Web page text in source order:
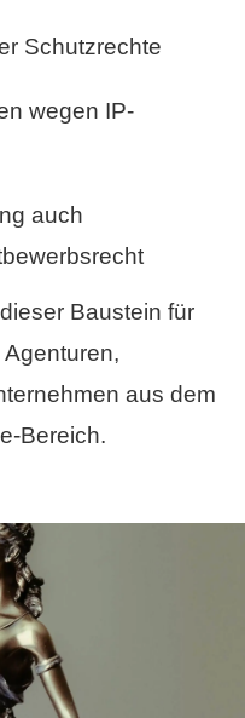
Schutzrechte
wegen IP-
auch
Baustein für
aus dem
Bereich.